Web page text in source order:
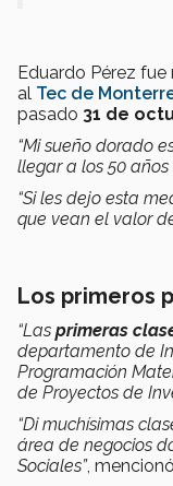
Eduardo Pérez
al Tec de
pasado 31 de
“Mi sueño dorado
llegar a los 50 años
“Si les dejo esta
que vean el valor
Los primeros
“Las primeras
departamento de
Programación
de Proyectos de
“Di muchísimas
área de negocios
Sociales”,